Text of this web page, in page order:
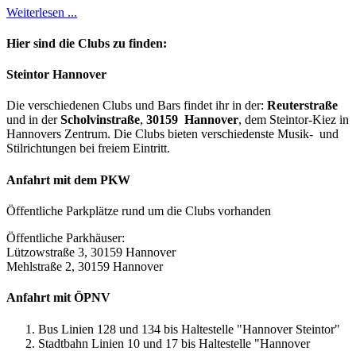
Weiterlesen ...
Hier sind die Clubs zu finden:
Steintor Hannover
Die verschiedenen Clubs und Bars findet ihr in der: Reuterstraße
und in derScholvinstraße, 30159 Hannover, dem Steintor-Kiez in
Hannovers Zentrum. Die Clubs bieten verschiedenste Musik- und
Stilrichtungen bei freiem Eintritt.
Anfahrt mit dem PKW
Öffentliche Parkplätze rund um die Clubs vorhanden
Öffentliche Parkhäuser:
Lützowstraße 3, 30159 Hannover
Mehlstraße 2, 30159 Hannover
Anfahrt mit ÖPNV
Bus Linien 128 und 134 bis Haltestelle "Hannover Steintor"
Stadtbahn Linien 10 und 17 bis Haltestelle "Hannover